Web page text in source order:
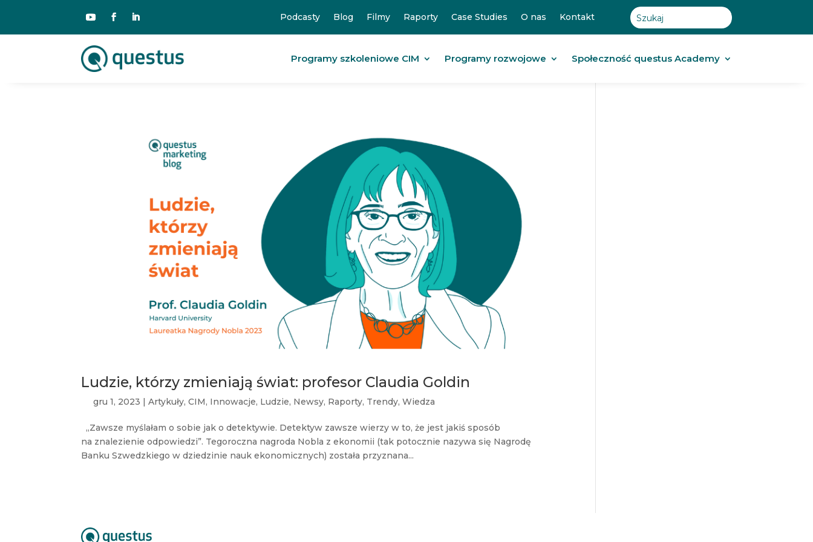
Podcasty Blog Filmy Raporty Case Studies O nas Kontakt
Programy szkoleniowe CIM Programy rozwojowe Społeczność questus Academy
Ludzie, którzy zmieniają świat: profesor Claudia Goldin
gru 1, 2023 |Artykuły,CIM, Innowacje, Ludzie, Newsy, Raporty, Trendy,Wiedza
„Zawsze myślałam o sobie jak o detektywie. Detektyw zawsze wierzy w to, że jest jakiś sposób
na znalezienie odpowiedzi”. Tegoroczna nagroda Nobla z ekonomii (tak potocznie nazywa się Nagrodę
Banku Szwedzkiego w dziedzinie nauk ekonomicznych) została przyznana...